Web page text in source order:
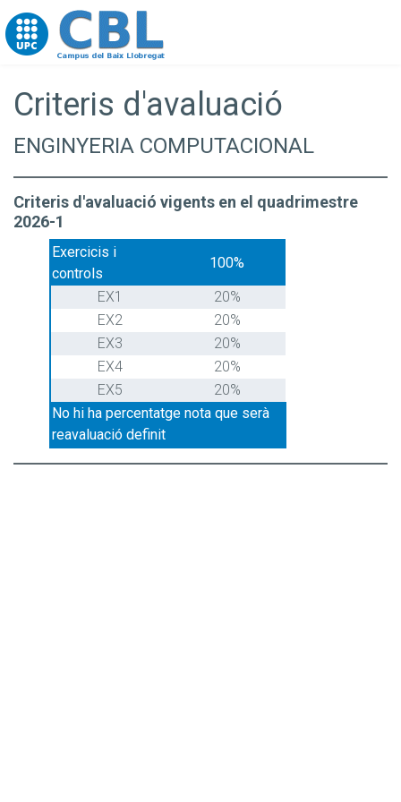
Go to upc.edu
Criteris d'avaluació
ENGINYERIA COMPUTACIONAL
Criteris d'avaluació vigents en el quadrimestre
2026-1
Exercicis i
controls
100%
EX1
20%
EX2
20%
EX3
20%
EX4
20%
EX5
20%
No hi ha percentatge nota que serà
reavaluació definit